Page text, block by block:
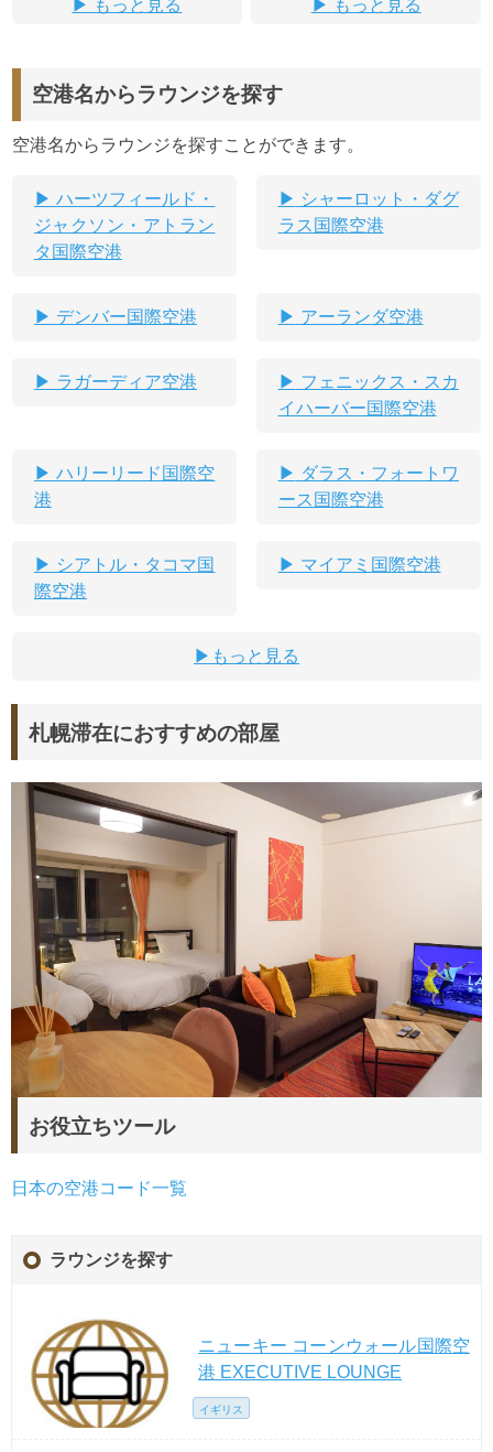
もっと見る もっと見る
空港名からラウンジを探す
空港名からラウンジを探すことができます。
ハーツフィールド・
ジャクソン・アトラン
タ国際空港
シャーロット・ダグ
ラス国際空港
デンバー国際空港 アーランダ空港
ラガーディア空港
フェニックス・スカ
イハーバー国際空港
ハリーリード国際空
港
ダラス・フォートワ
ース国際空港
シアトル・タコマ国
際空港
マイアミ国際空港
もっと見る
札幌滞在におすすめの部屋
お役立ちツール
日本の空港コード一覧
ラウンジを探す
ニューキー コーンウォール国際空
港 EXECUTIVE LOUNGE
イギリス